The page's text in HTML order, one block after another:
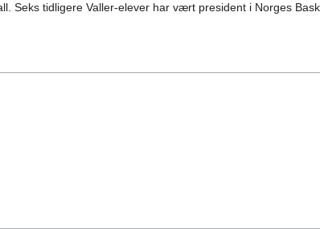
Seks tidligere Valler-elever har vært president i Norges